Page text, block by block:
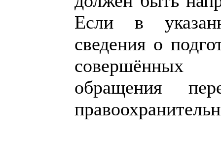
Если в
сведения о
совершённых
обращения